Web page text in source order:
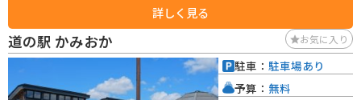
詳しく見る
道の駅 かみおか お気に入り
駐車： 駐車場あり
予算： 無料